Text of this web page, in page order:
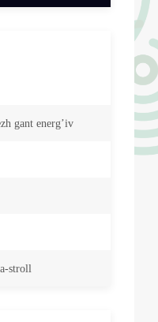
gant energ’iv
stroll